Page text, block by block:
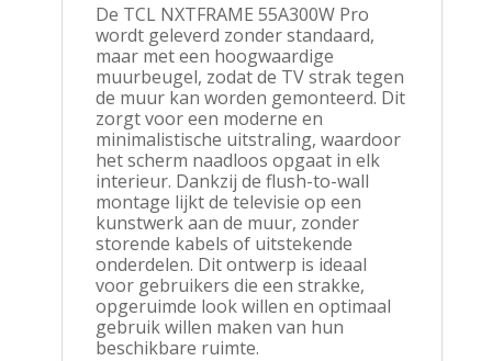
De TCL NXTFRAME 55A300W Pro
wordt geleverd zonder standaard,
maar met een hoogwaardige
muurbeugel, zodat de TV strak tegen
de muur kan worden gemonteerd. Dit
zorgt voor een moderne en
minimalistische uitstraling, waardoor
het scherm naadloos opgaat in elk
interieur. Dankzij de flush-to-wall
montage lijkt de televisie op een
kunstwerk aan de muur, zonder
storende kabels of uitstekende
onderdelen. Dit ontwerp is ideaal
voor gebruikers die een strakke,
opgeruimde look willen en optimaal
gebruik willen maken van hun
beschikbare ruimte.